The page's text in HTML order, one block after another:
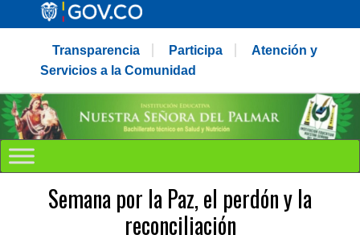
Transparencia Participa
Atención y
Servicios a la Comunidad
Semana por la Paz, el perdón y la
reconciliación